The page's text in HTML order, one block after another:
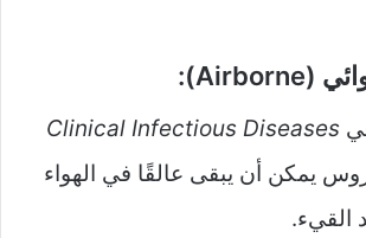
Clinical Infectious Diseases
الفيروس يمكن أن يبقى عالقًا في الهواء
القيء.